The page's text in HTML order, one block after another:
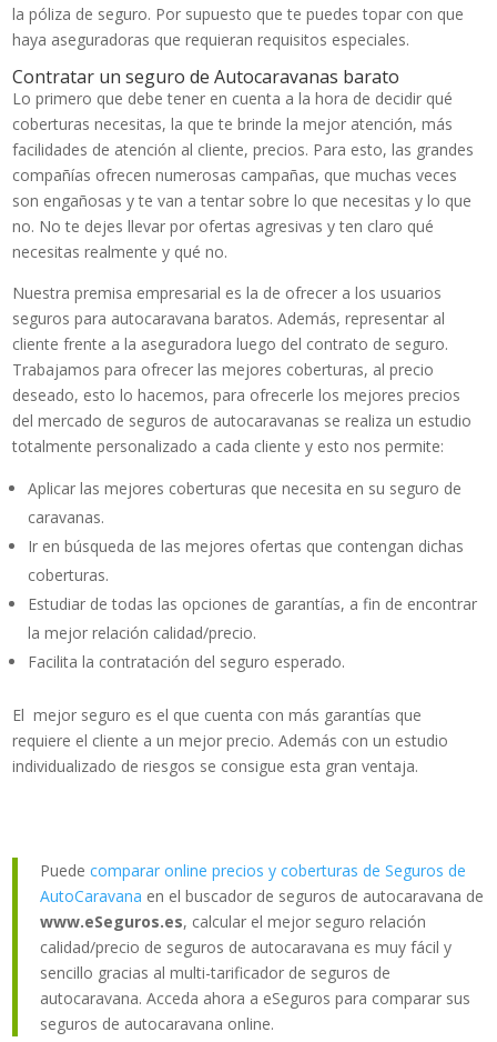
la póliza de seguro. Por supuesto que te puedes topar con que
haya aseguradoras que requieran requisitos especiales.
Contratar un seguro de Autocaravanas barato
Lo primero que debe tener en cuenta a la hora de decidir qué
coberturas necesitas, la que te brinde la mejor atención, más
facilidades de atención al cliente, precios. Para esto, las grandes
compañías ofrecen numerosas campañas, que muchas veces
son engañosas y te van a tentar sobre lo que necesitas y lo que
no. No te dejes llevar por ofertas agresivas y ten claro qué
necesitas realmente y qué no.
Nuestra premisa empresarial es la de ofrecer a los usuarios
seguros para autocaravana baratos. Además, representar al
cliente frente a la aseguradora luego del contrato de seguro.
Trabajamos para ofrecer las mejores coberturas, al precio
deseado, esto lo hacemos, para ofrecerle los mejores precios
del mercado de seguros de autocaravanas se realiza un estudio
totalmente personalizado a cada cliente y esto nos permite:
Aplicar las mejores coberturas que necesita en su seguro de
caravanas.
Ir en búsqueda de las mejores ofertas que contengan dichas
coberturas.
Estudiar de todas las opciones de garantías, a fin de encontrar
la mejor relación calidad/precio.
Facilita la contratación del seguro esperado.
El mejor seguro es el que cuenta con más garantías que
requiere el cliente a un mejor precio. Además con un estudio
individualizado de riesgos se consigue esta gran ventaja.
Puedecomparar online precios y coberturas de Seguros de
AutoCaravana en el buscador de seguros de autocaravana de
www.eSeguros.es, calcular el mejor seguro relación
calidad/precio de seguros de autocaravana es muy fácil y
sencillo gracias al multi-tarificador de seguros de
autocaravana. Acceda ahora a eSeguros para comparar sus
seguros de autocaravana online.